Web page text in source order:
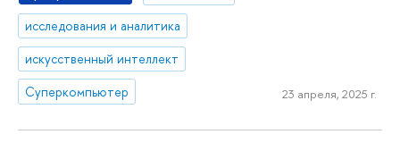
исследования и аналитика
искусственный интеллект
Суперкомпьютер
23 апреля, 2025 г.